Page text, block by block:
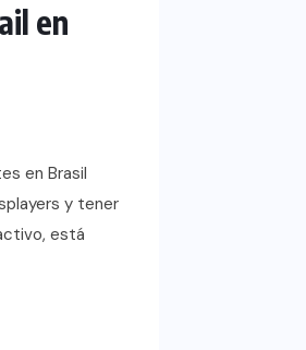
en
en Brasil
y tener
está